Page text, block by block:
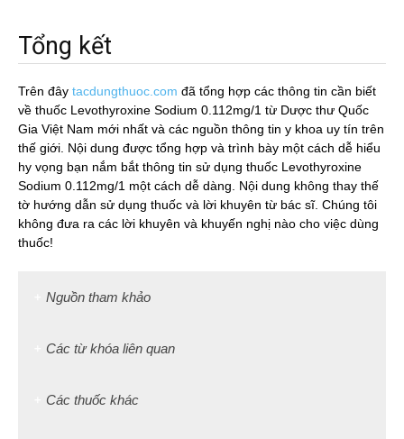
Tổng kết
Trên đây tacdungthuoc.com đã tổng hợp các thông tin cần biết
về thuốc Levothyroxine Sodium 0.112mg/1 từ Dược thư Quốc
Gia Việt Nam mới nhất và các nguồn thông tin y khoa uy tín trên
thế giới. Nội dung được tổng hợp và trình bày một cách dễ hiểu
hy vọng bạn nắm bắt thông tin sử dụng thuốc Levothyroxine
Sodium 0.112mg/1 một cách dễ dàng. Nội dung không thay thế
tờ hướng dẫn sử dụng thuốc và lời khuyên từ bác sĩ. Chúng tôi
không đưa ra các lời khuyên và khuyến nghị nào cho việc dùng
thuốc!
Nguồn tham khảo
Các từ khóa liên quan
Các thuốc khác